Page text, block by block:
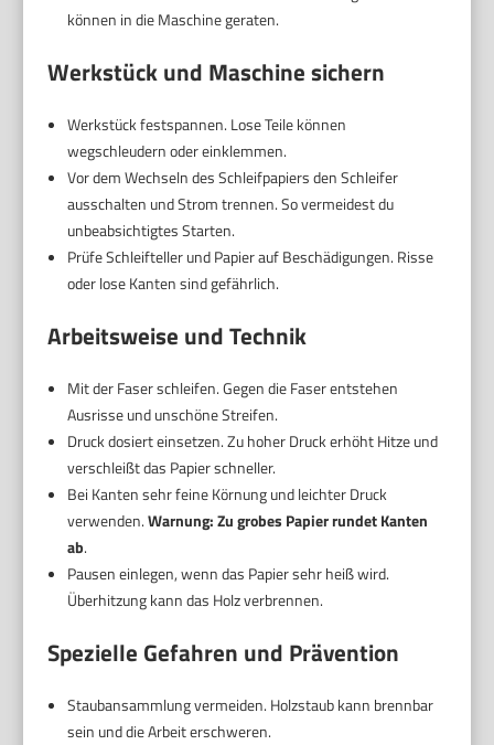
können in die Maschine geraten.
Werkstück und Maschine sichern
Werkstück festspannen. Lose Teile können
wegschleudern oder einklemmen.
Vor dem Wechseln des Schleifpapiers den Schleifer
ausschalten und Strom trennen. So vermeidest du
unbeabsichtigtes Starten.
Prüfe Schleifteller und Papier auf Beschädigungen. Risse
oder lose Kanten sind gefährlich.
Arbeitsweise und Technik
Mit der Faser schleifen. Gegen die Faser entstehen
Ausrisse und unschöne Streifen.
Druck dosiert einsetzen. Zu hoher Druck erhöht Hitze und
verschleißt das Papier schneller.
Bei Kanten sehr feine Körnung und leichter Druck
verwenden.Warnung: Zu grobes Papier rundet Kanten
ab.
Pausen einlegen, wenn das Papier sehr heiß wird.
Überhitzung kann das Holz verbrennen.
Spezielle Gefahren und Prävention
Staubansammlung vermeiden. Holzstaub kann brennbar
sein und die Arbeit erschweren.